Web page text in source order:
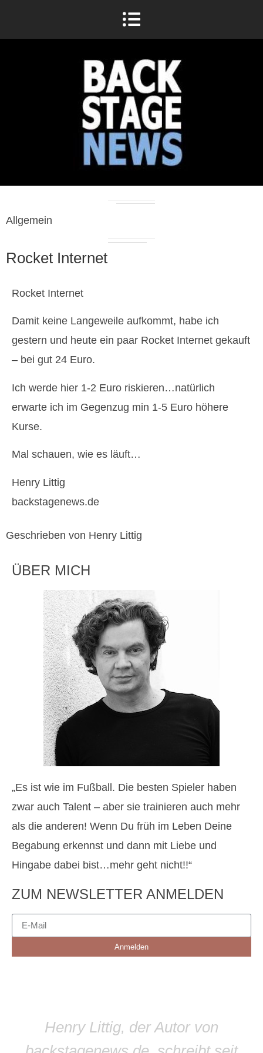
Allgemein
Rocket Internet
Rocket Internet
Damit keine Langeweile aufkommt, habe ich
gestern und heute ein paar Rocket Internet gekauft
– bei gut 24 Euro.
Ich werde hier 1-2 Euro riskieren…natürlich
erwarte ich im Gegenzug min 1-5 Euro höhere
Kurse.
Mal schauen, wie es läuft…
Henry Littig
backstagenews.de
Geschrieben von Henry Littig
ÜBER MICH
„Es ist wie im Fußball. Die besten Spieler haben
zwar auch Talent – aber sie trainieren auch mehr
als die anderen! Wenn Du früh im Leben Deine
Begabung erkennst und dann mit Liebe und
Hingabe dabei bist…mehr geht nicht!!“
ZUM NEWSLETTER ANMELDEN
Anmelden
Henry Littig, der Autor von